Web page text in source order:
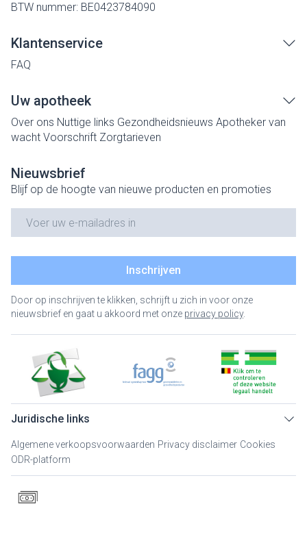
BTW nummer: BE0423784090
Klantenservice
FAQ
Uw apotheek
Over ons Nuttige links Gezondheidsnieuws Apotheker van
wacht Voorschrift Zorgtarieven
Nieuwsbrief
Blijf op de hoogte van nieuwe producten en promoties
Inschrijven
Door op inschrijven te klikken, schrijft u zich in voor onze
nieuwsbrief en gaat u akkoord met onze privacy policy.
Juridische links
Algemene verkoopsvoorwaarden Privacy disclaimer Cookies
ODR-platform